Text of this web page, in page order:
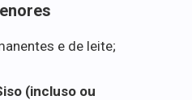
e de leite;
(incluso ou